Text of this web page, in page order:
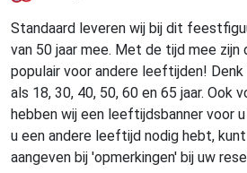
Standaard leveren wij bij dit
van 50 jaar mee. Met de tijd mee zijn
populair voor andere leeftijden!
als 18, 30, 40, 50, 60 en 65 jaar. Ook
hebben wij een leeftijdsbanner voor
u een andere leeftijd nodig hebt,
aangeven bij 'opmerkingen' bij uw